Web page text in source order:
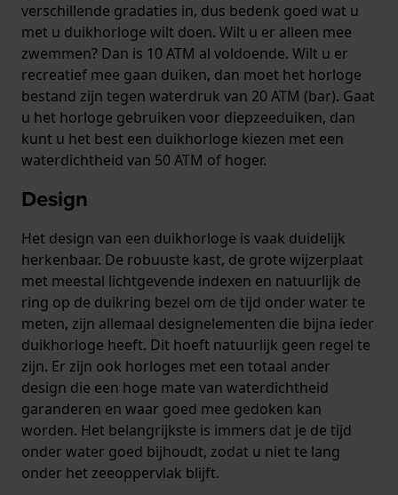
verschillende gradaties in, dus bedenk goed wat u
met u duikhorloge wilt doen. Wilt u er alleen mee
zwemmen? Dan is 10 ATM al voldoende. Wilt u er
recreatief mee gaan duiken, dan moet het horloge
bestand zijn tegen waterdruk van 20 ATM (bar). Gaat
u het horloge gebruiken voor diepzeeduiken, dan
kunt u het best een duikhorloge kiezen met een
waterdichtheid van 50 ATM of hoger.
Design
Het design van een duikhorloge is vaak duidelijk
herkenbaar. De robuuste kast, de grote wijzerplaat
met meestal lichtgevende indexen en natuurlijk de
ring op de duikring bezel om de tijd onder water te
meten, zijn allemaal designelementen die bijna ieder
duikhorloge heeft. Dit hoeft natuurlijk geen regel te
zijn. Er zijn ook horloges met een totaal ander
design die een hoge mate van waterdichtheid
garanderen en waar goed mee gedoken kan
worden. Het belangrijkste is immers dat je de tijd
onder water goed bijhoudt, zodat u niet te lang
onder het zeeoppervlak blijft.